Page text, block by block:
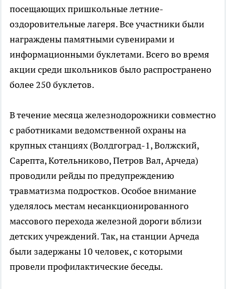
посещающих пришкольные летние-
оздоровительные лагеря. Все участники были
награждены памятными сувенирами и
информационными буклетами. Всего во время
акции среди школьников было распространено
более 250 буклетов.
В течение месяца железнодорожники совместно
с работниками ведомственной охраны на
крупных станциях (Волдгоград-1, Волжский,
Сарепта, Котельниково, Петров Вал, Арчеда)
проводили рейды по предупреждению
травматизма подростков. Особое внимание
уделялось местам несанкционированного
массового перехода железной дороги вблизи
детских учреждений. Так, на станции Арчеда
были задержаны 10 человек, с которыми
провели профилактические беседы.